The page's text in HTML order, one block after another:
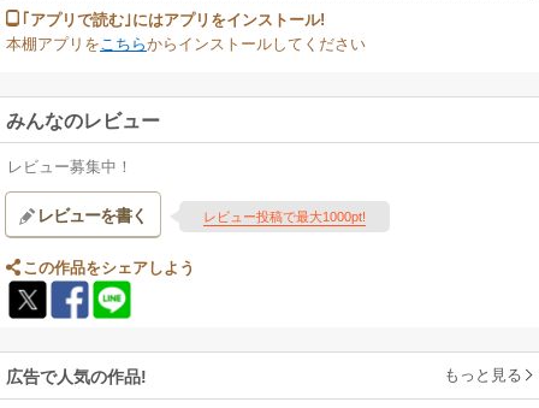
｢アプリで読む｣にはアプリをインストール!
本棚アプリを こちらからインストールしてください
みんなのレビュー
レビュー募集中！
レビューを書く レビュー投稿で最大1000pt!
この作品をシェアしよう
広告で人気の作品! もっと見る